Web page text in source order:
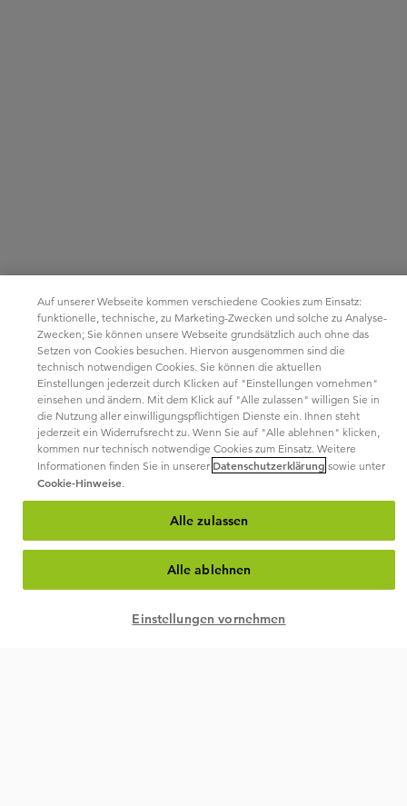
Auf unserer Webseite kommen verschiedene Cookies zum Einsatz:
funktionelle, technische, zu Marketing-Zwecken und solche zu Analyse-
Zwecken; Sie können unsere Webseite grundsätzlich auch ohne das
Setzen von Cookies besuchen. Hiervon ausgenommen sind die
technisch notwendigen Cookies. Sie können die aktuellen
Einstellungen jederzeit durch Klicken auf "Einstellungen vornehmen"
einsehen und ändern. Mit dem Klick auf "Alle zulassen" willigen Sie in
die Nutzung aller einwilligungspflichtigen Dienste ein. Ihnen steht
jederzeit ein Widerrufsrecht zu. Wenn Sie auf "Alle ablehnen" klicken,
kommen nur technisch notwendige Cookies zum Einsatz. Weitere
Informationen finden Sie in unserer Datenschutzerklärung sowie unter
Cookie-Hinweise.
Einstellungen vornehmen
Alle ablehnen
Alle zulassen